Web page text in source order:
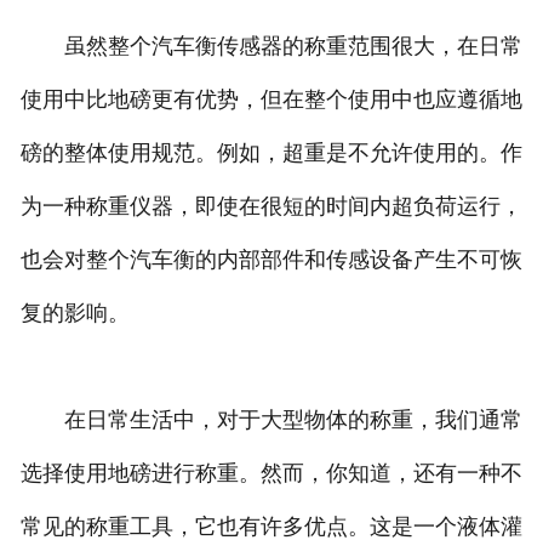
虽然整个汽车衡传感器的称重范围很大，在日常
使用中比地磅更有优势，但在整个使用中也应遵循地
磅的整体使用规范。例如，超重是不允许使用的。作
为一种称重仪器，即使在很短的时间内超负荷运行，
也会对整个汽车衡的内部部件和传感设备产生不可恢
复的影响。
在日常生活中，对于大型物体的称重，我们通常
选择使用地磅进行称重。然而，你知道，还有一种不
常见的称重工具，它也有许多优点。这是一个液体灌